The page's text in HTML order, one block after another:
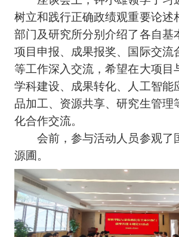
树立和践行正确政绩观重要论述
部门及研究所分别介绍了各自基
项目申报、成果报奖、国际交流
等工作深入交流，希望在大项目
学科建设、成果转化、人工智能
品加工、资源共享、研究生管理
化合作交流。
会前，参与活动人员参观了
源圃。